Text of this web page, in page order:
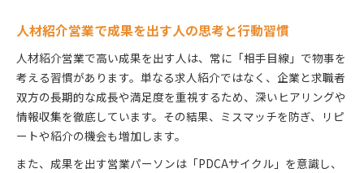
人材紹介営業で成果を出す人の思考と行動習慣
人材紹介営業で高い成果を出す人は、常に「相手目線」で物事を
考える習慣があります。単なる求人紹介ではなく、企業と求職者
双方の長期的な成長や満足度を重視するため、深いヒアリングや
情報収集を徹底しています。その結果、ミスマッチを防ぎ、リピ
ートや紹介の機会も増加します。
また、成果を出す営業パーソンは「PDCAサイクル」を意識し、